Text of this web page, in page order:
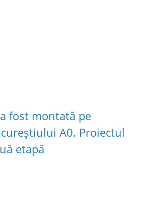
fost montată pe
A0. Proiectul
etapă